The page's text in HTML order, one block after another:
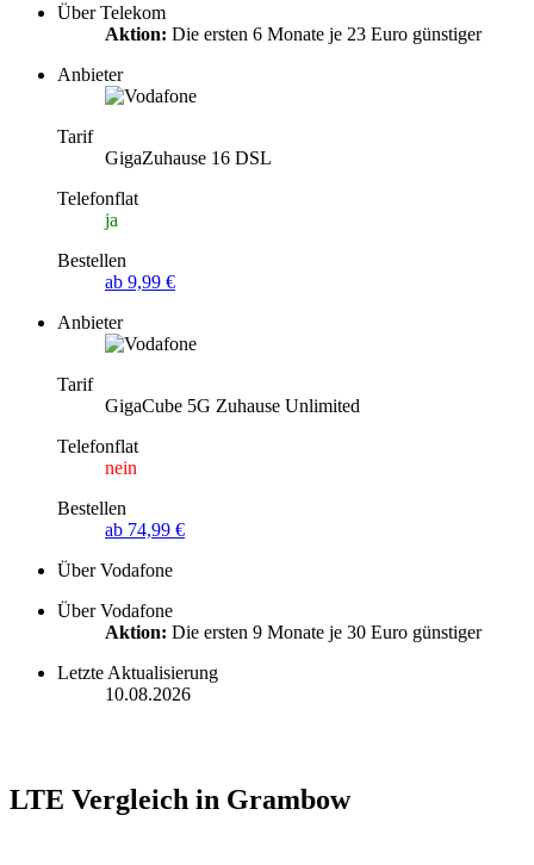
Über Telekom
Aktion: Die ersten 6 Monate je 23 Euro günstiger
Anbieter
Tarif
GigaZuhause 16 DSL
Telefonflat
ja
Bestellen
ab 9,99 €
Anbieter
Tarif
GigaCube 5G Zuhause Unlimited
Telefonflat
nein
Bestellen
ab 74,99 €
Über Vodafone
Über Vodafone
Aktion: Die ersten 9 Monate je 30 Euro günstiger
Letzte Aktualisierung
10.08.2026
LTE Vergleich in Grambow